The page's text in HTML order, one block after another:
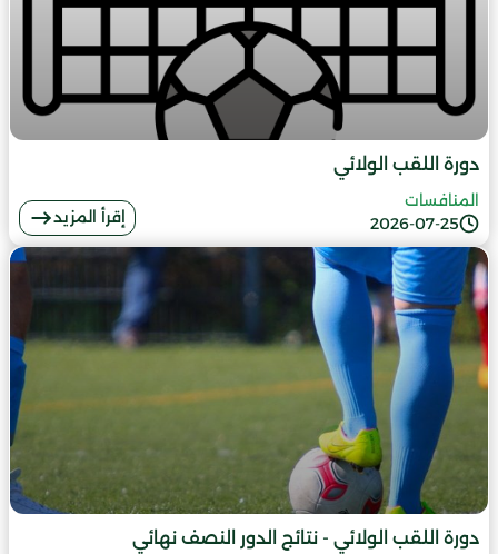
دورة اللقب الولائي
2026-07-25
المنافسات
إقرأ المزيد
دورة اللقب الولائي - نتائج الدور النصف نهائي